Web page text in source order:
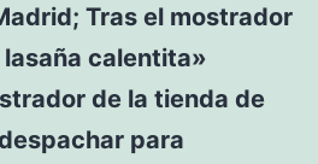
Tras el mostrador
calentita»
de la tienda de
para